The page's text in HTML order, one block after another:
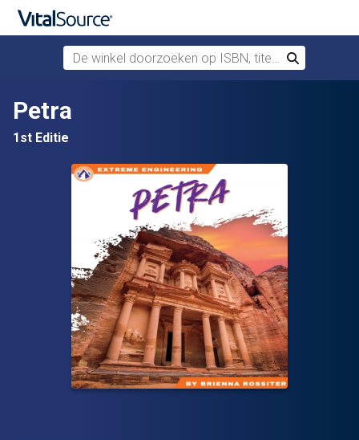
De winkel doorzoeken op ISBN, titel of auteur
Zoek
Petra
1st Editie